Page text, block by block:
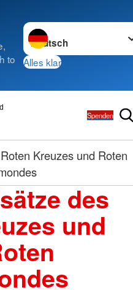
to
Sprache wechseln zu
Alles klar
Spenden
des
und